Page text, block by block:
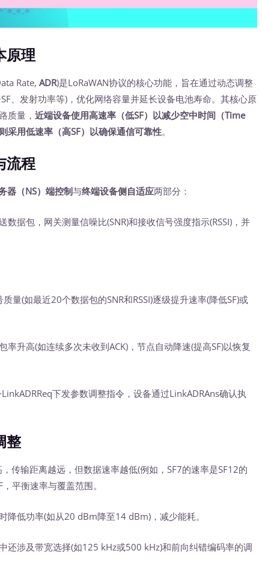
原理
Rate,ADR)是LoRaWAN协议的核心功能，旨在通过动态调整
、发射功率等)，优化网络容量并延长设备电池寿命。其核心原
质量，近端设备使用高速率（低SF）以减少空中时间（Time
采用低速率（高SF）以确保通信可靠性。
流程
器（NS）端控制与终端设备侧自适应两部分：
数据包，网关测量信噪比(SNR)和接收信号强度指示(RSSI)，并
质量(如最近20个数据包的SNR和RSSI)逐级提升速率(降低SF)或
率升高(如连续多次未收到ACK)，节点自动降速(提高SF)以恢复
下发参数调整指令，设备通过LinkADRAns确认执
整
，传输距离越远，但数据速率越低(例如，SF7的速率是SF12的
平衡速率与覆盖范围。
降低功率(如从20 dBm降至14 dBm)，减少能耗。
还涉及带宽选择(如125 kHz或500 kHz)和前向纠错编码率的调